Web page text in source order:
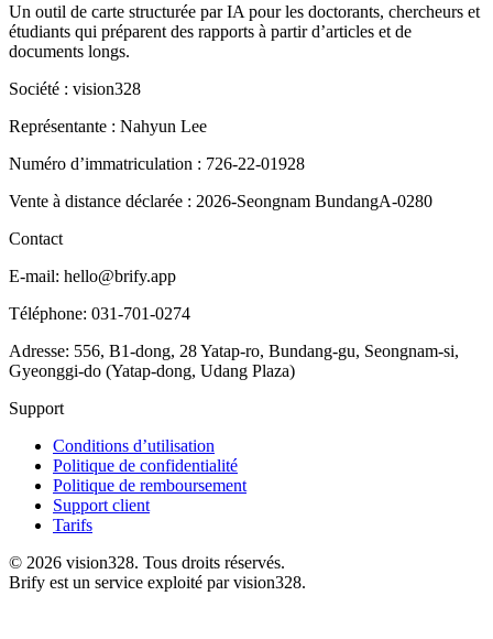
Un outil de carte structurée par IA pour les doctorants, chercheurs et
étudiants qui préparent des rapports à partir d’articles et de
documents longs.
Société : vision328
Représentante : Nahyun Lee
Numéro d’immatriculation : 726-22-01928
Vente à distance déclarée : 2026-Seongnam BundangA-0280
Contact
E-mail: hello@brify.app
Téléphone: 031-701-0274
Adresse: 556, B1-dong, 28 Yatap-ro, Bundang-gu, Seongnam-si,
Gyeonggi-do (Yatap-dong, Udang Plaza)
Support
Conditions d’utilisation
Politique de confidentialité
Politique de remboursement
Support client
Tarifs
© 2026 vision328. Tous droits réservés.
Brify est un service exploité par vision328.